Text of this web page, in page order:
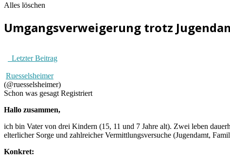
Alles löschen
Umgangsverweigerung trotz
Letzter Beitrag
Ruesselsheimer
(@ruesselsheimer)
Schon was gesagt Registriert
Hallo zusammen,
ich bin Vater von drei Kindern (15, 11 und 7 Jahre alt). Zwei leben
elterlicher Sorge und zahlreicher Vermittlungsversuche (Jugendamt,
Konkret: